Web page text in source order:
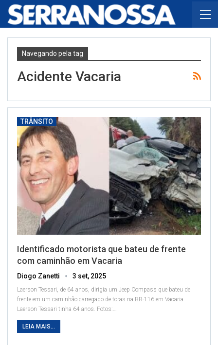
Navegando pela tag
Acidente Vacaria
TRÂNSITO
Identificado motorista que bateu de frente
com caminhão em Vacaria
Diogo Zanetti 3 set, 2025
Laerson Tessari, de 64 anos, dirigia um Jeep Compass que bateu de
frente em um caminhão carregado de toras na BR-116 em Vacaria
Laerson Tessari tinha 64 anos. Fotos:…
LEIA MAIS...